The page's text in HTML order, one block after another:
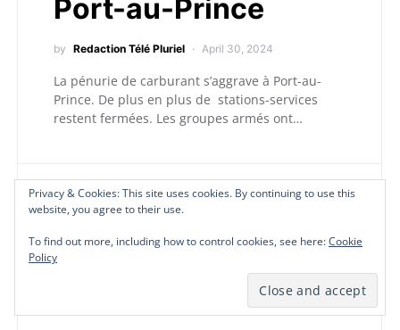
Privacy & Cookies: This site uses cookies. By continuing to use this
website, you agree to their use.
To find out more, including how to control cookies, see here:Cookie
Policy
Port-au-Prince
by Redaction Télé Pluriel April 30, 2024
La pénurie de carburant s’aggrave à Port-au-
Prince. De plus en plus de stations-services
restent fermées. Les groupes armés ont…
I Insécurité
ACTUALITÉ A LA
Privacy & Cookies: This site uses cookies. By continuing to use this
website, you agree to their use.
To find out more, including how to control cookies, see here:Cookie
Policy
Privacy & Cookies: This site uses cookies. By continuing to use this
website, you agree to their use.
To find out more, including how to control cookies, see here:Cookie
Policy
Privacy & Cookies: This site uses cookies. By continuing to use this
website, you agree to their use.
To find out more, including how to control cookies, see here:Cookie
Policy